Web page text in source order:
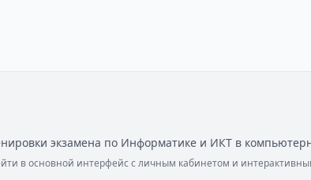
экзамена по Информатике и ИКТ в
в основной интерфейс с личным кабинетом и